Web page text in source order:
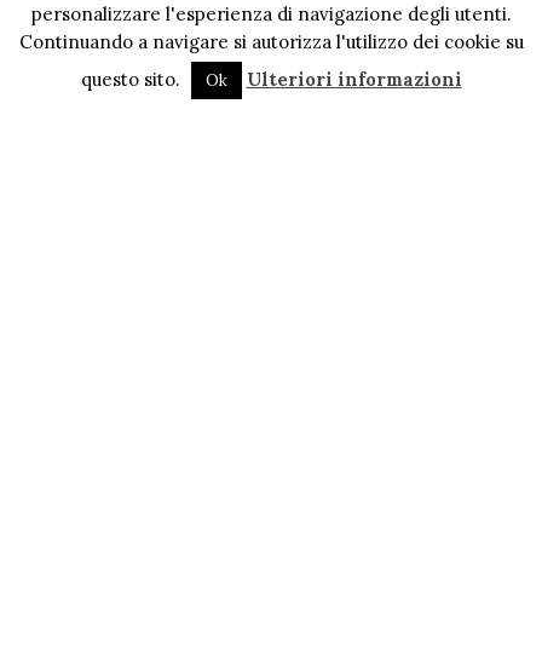
personalizzare l'esperienza di navigazione degli utenti.
Continuando a navigare si autorizza l'utilizzo dei cookie su
questo sito.
Ok Ulteriori informazioni